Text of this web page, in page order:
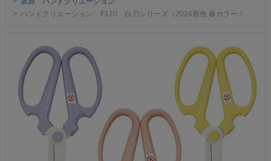
ハンドクリエーション F170 白刃シリーズ（2024新色 春カラー！全3色）＜三条市製｜坂源＞ フッ素樹脂加工 華道家・花屋さん御用達の花切鋏 ※ネコポス配送